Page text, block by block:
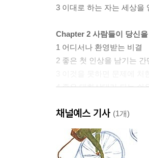
3 이대로 하는 자는 세상을
Chapter 2 사람들이 당신
1 어디서나 환영받는 비결
2 좋은 첫 인상을 남기는 간
4 좋은 대화상대가 되는 쉬
6 사람들이 나를 순식간에
Chapter 3 상대방을 설득하
1 사람은 논쟁에서 이길 수
채널예스 기사 (1개)